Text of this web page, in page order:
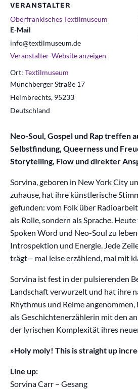
Ort: Textilmuseum
Münchberger Straße 17
Helmbrechts, 95233
Deutschland
VERANSTALTER
Oberfränkisches Textilmuseum
E-Mail
info@textilmuseum.de
Veranstalter-Website anzeigen
Neo-Soul, Gospel und Rap treffen
Selbstfindung, Queerness und
Storytelling, Flow und direkter
Sorvina, geboren in New York City
zuhause, hat ihre künstlerische
gefunden: vom Folk über
als Rolle, sondern als Sprache.
Spoken Word und Neo-Soul zu
Introspektion und Energie. Jede
trägt – mal leise erzählend, mal mit
Sorvina ist fest in der pulsierenden
Landschaft verwurzelt und hat ihre
Rhythmus und Reime
als Geschichtenerzählerin mit den
der lyrischen Komplexität ihres
»Holy moly! This is straight up
Line up:
Sorvina Carr – Gesang